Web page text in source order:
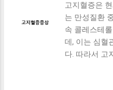
사에 들어가
에는 소금 대
사용하는 것
예방에는 과
니다. 과일과
채소와 과일
계되어 있습
순환 개선과
어 고객분들
습니다. 따라
복잡하고 부
효과적입니
고지혈증은
는 만성질환
속 콜레스테
데, 이는 심혈
다. 따라서 고
다. 하지만